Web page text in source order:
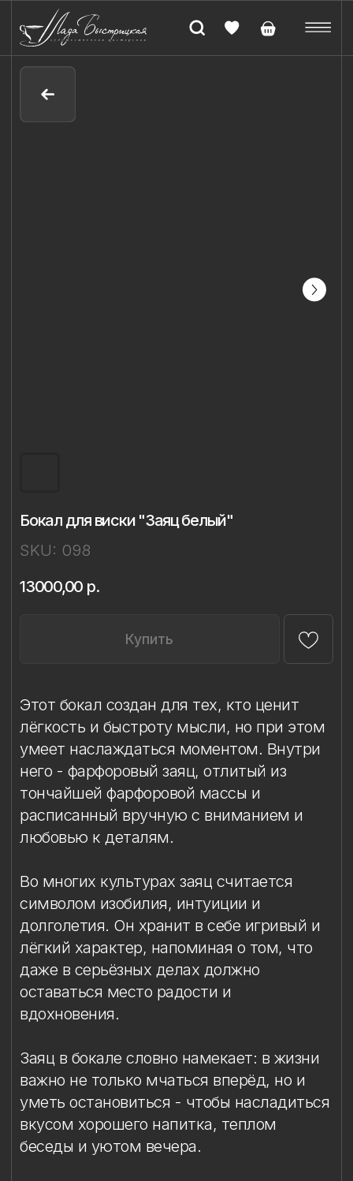
Этот бокал создан для тех, кто ценит
умеет наслаждаться моментом. Внутри
расписанный вручную с вниманием и
Во многих культурах заяц считается
символом изобилия, интуиции и
долголетия. Он хранит в себе игривый и
лёгкий характер, напоминая о том, что
даже в серьёзных делах должно
оставаться место радости и
Заяц в бокале словно намекает: в жизни
уметь остановиться - чтобы насладиться
вкусом хорошего напитка, теплом
беседы и уютом вечера.
Такой бокал станет не просто частью
коллекции, а личным талисманом - на
удачу, достаток и благополучие. Он
подойдёт в подарок тем, кто ценит
предметы искусства, где соединились
Материал: бессвинцовый хрусталь,
фарфор
Техника: ручное литье, надглазурная
живопись
Объём: 320 мл
Диаметр: 8 см
Высота: 9,4 см